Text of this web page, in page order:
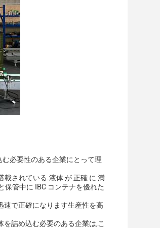
必要性のある企業にとって理
されている.液体 が 正確 に 満
保管中に IBC コンテナを優れた
速で正確になります生産性を高
詰め込む必要のある企業は,こ